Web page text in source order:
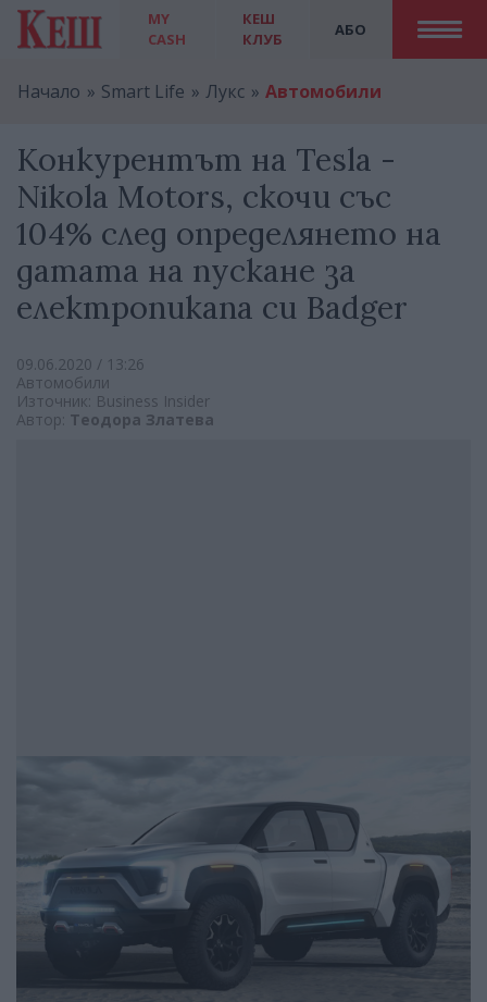
MY
CASH
АБО
КЕШ
КЛУБ
Начало Smart Life Лукс Автомобили
Конкурентът на Tesla -
Nikola Motors, скочи със
104% след определянето на
датата на пускане за
електропикапа си Badger
09.06.2020 / 13:26
Автомобили
Източник: Business Insider
Автор: Теодора Златева